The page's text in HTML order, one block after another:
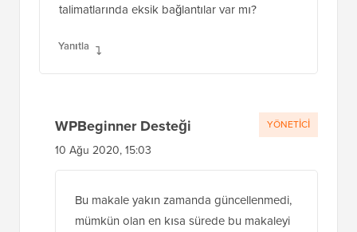
talimatlarında eksik bağlantılar var mı?
Yanıtla
WPBeginner Desteği
10 Ağu 2020, 15:03
Bu makale yakın zamanda güncellenmedi,
mümkün olan en kısa sürede bu makaleyi
YÖNETICI